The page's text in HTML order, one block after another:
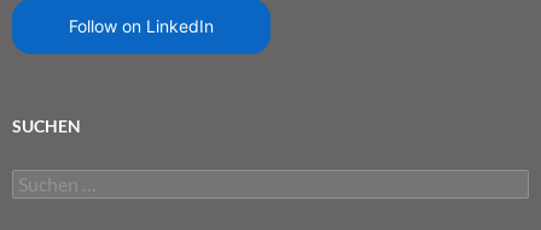
Follow on LinkedIn
SUCHEN
Suchen
nach: